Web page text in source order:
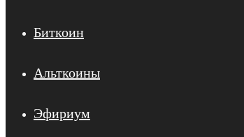
Биткоин
Альткоины
Эфириум